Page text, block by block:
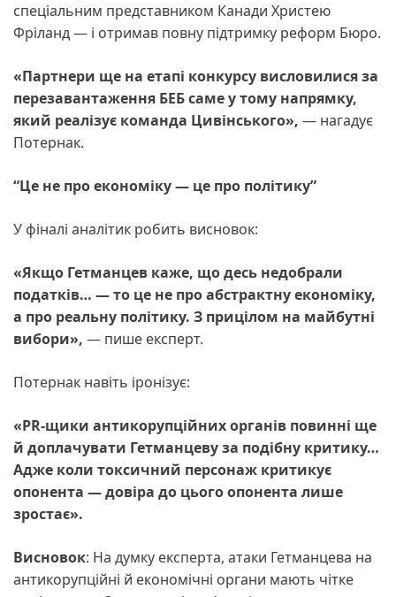
спеціальним представником Канади Христею
Фріланд — і отримав повну підтримку реформ Бюро.
«Партнери ще на етапі конкурсу висловилися за
перезавантаження БЕБ саме у тому напрямку,
який реалізує команда Цивінського», — нагадує
Потернак.
“Це не про економіку — це про політику”
У фіналі аналітик робить висновок:
«Якщо Гетманцев каже, що десь недобрали
податків… — то це не про абстрактну економіку,
а про реальну політику. З прицілом на майбутні
вибори», — пише експерт.
Потернак навіть іронізує:
«PR-щики антикорупційних органів повинні ще
й доплачувати Гетманцеву за подібну критику…
Адже коли токсичний персонаж критикує
опонента — довіра до цього опонента лише
зростає».
Висновок: На думку експерта, атаки Гетманцева на
антикорупційні й економічні органи мають чітке